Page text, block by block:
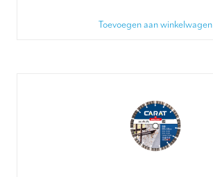
Toevoegen aan winkelwagen